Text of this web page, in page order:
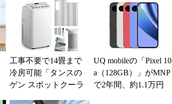
に外せない、たった
一つの順番
工事不要で14畳まで
冷房可能「タンスの
ゲン スポットクーラ
UQ mobileの「Pixel 10
a（128GB）」がMNP
で2年間、約1.1万円